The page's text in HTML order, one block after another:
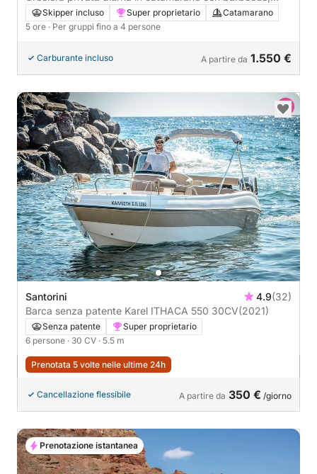
bevande e trasferimenti
Skipper incluso Super proprietario
Catamarano
5 ore · Per gruppi fino a 4 persone
Carburante incluso A partire da 1.550 €
Santorini 4.9(32)
Barca senza patente Karel ITHACA 550 30CV(2021)
Senza patente
Super proprietario
6 persone · 30 CV · 5.5 m
Prenotata 5 volte nelle ultime 24h
Cancellazione flessibile A partire da 350 € /giorno
Prenotazione istantanea